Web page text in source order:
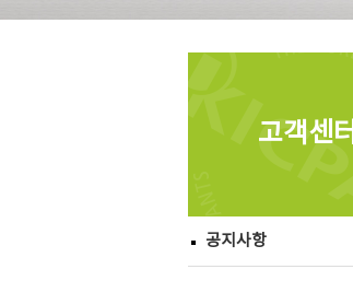
고객센터
공지사항